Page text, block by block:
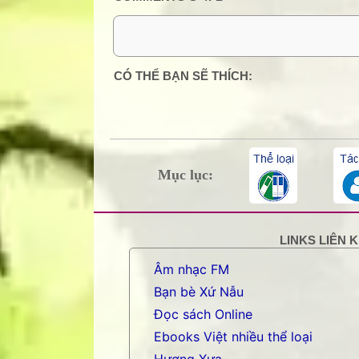
0 Comment:
CÓ THỂ BẠN SẼ THÍCH:
Mục lục:
LINKS LIÊN
Âm nhạc FM
Bạn bè Xứ Nẫu
Đọc sách Online
Ebooks Việt nhiều thể loại